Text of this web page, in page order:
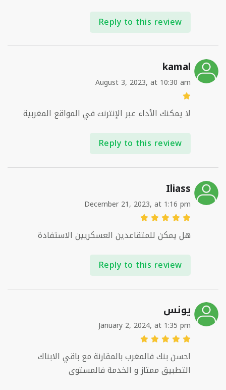
Reply to this review
kamal
August 3, 2023, at 10:30 am
لا يمكنك الأداء عبر الإنترنت في المواقع المغربية
Reply to this review
Iliass
December 21, 2023, at 1:16 pm
هل يمكن للمتقاعدين العسكريين الاستفادة
Reply to this review
يونس
January 2, 2024, at 1:35 pm
احسن بنك فالمغرب بالمقارنة مع باقي الابناك
التطبيق ممتاز و الخدمة فالمستوى